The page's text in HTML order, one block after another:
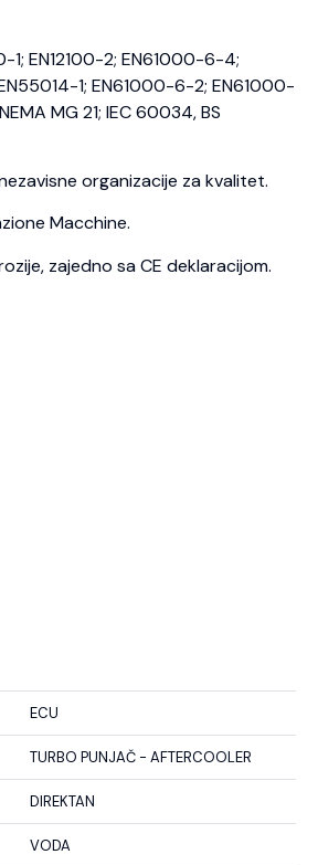
1; EN12100-2; EN61000-6-4;
1; EN61000-6-2; EN61000-
MG 21; IEC 60034, BS
organizacije za kvalitet.
Macchine.
zajedno sa CE deklaracijom.
ECU
TURBO PUNJAČ - AFTERCOOLER
DIREKTAN
VODA